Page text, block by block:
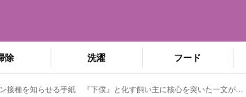
除 洗濯 フード
接種を知らせる手紙 『下僕』と化す飼い主に核心を突いた一文が…